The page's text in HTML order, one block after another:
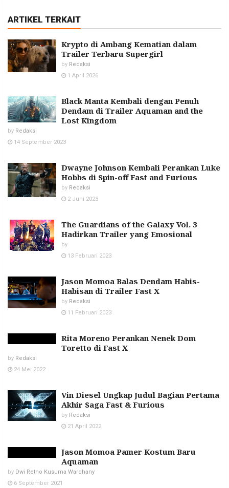
ARTIKEL TERKAIT
Krypto di Ambang Kematian dalam
Trailer Terbaru Supergirl
by Redaksi
1 April 2026
Black Manta Kembali dengan Penuh
Dendam di Trailer Aquaman and the
Lost Kingdom
by Redaksi
14 September 2023
Dwayne Johnson Kembali Perankan Luke
Hobbs di Spin-off Fast and Furious
by Redaksi
2 Juni 2023
The Guardians of the Galaxy Vol. 3
Hadirkan Trailer yang Emosional
by
13 Februari 2023
Jason Momoa Balas Dendam Habis-
Habisan di Trailer Fast X
by Redaksi
11 Februari 2023
Rita Moreno Perankan Nenek Dom
Toretto di Fast X
by Redaksi
24 Mei 2022
Vin Diesel Ungkap Judul Bagian Pertama
Akhir Saga Fast & Furious
by Redaksi
21 April 2022
Jason Momoa Pamer Kostum Baru
Aquaman
by Dwi Retno Kusuma Wardhany
6 September 2021